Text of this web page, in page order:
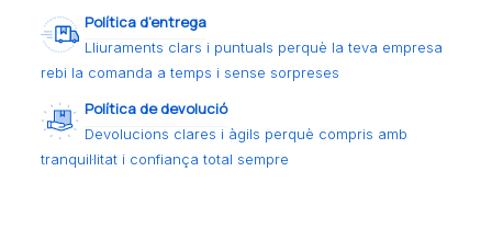
Política d’entrega
Lliuraments clars i puntuals perquè la teva empresa
rebi la comanda a temps i sense sorpreses
Política de devolució
Devolucions clares i àgils perquè compris amb
tranquil·litat i confiança total sempre